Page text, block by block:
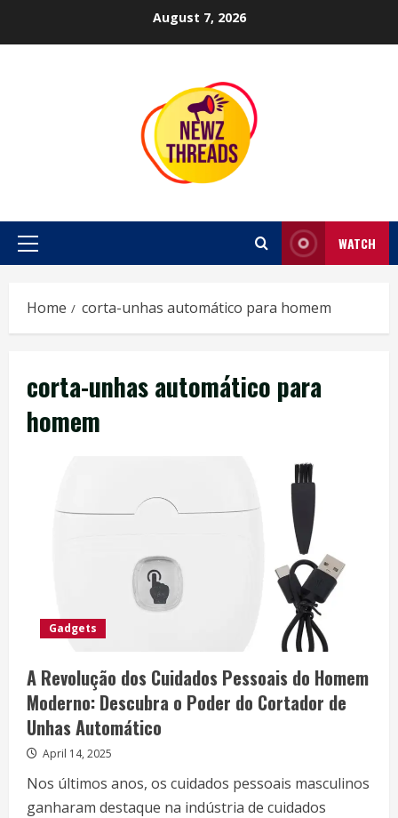
August 7, 2026
Primary
WATCH
Home corta-unhas automático para homem
corta-unhas automático para
homem
Gadgets
A Revolução dos Cuidados Pessoais do Homem
Moderno: Descubra o Poder do Cortador de
Unhas Automático
April 14, 2025
Nos últimos anos, os cuidados pessoais masculinos
ganharam destaque na indústria de cuidados